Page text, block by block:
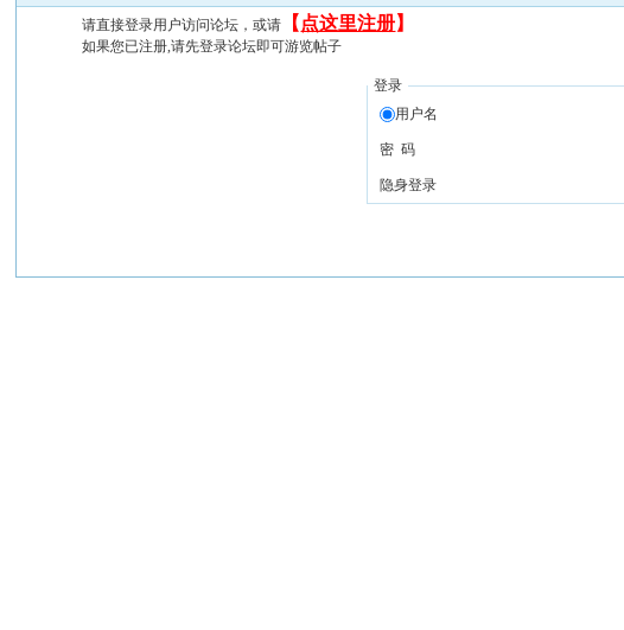
请直接登录用户访问论坛，或请 【 点这里注册】
如果您已注册,请先登录论坛即可游览帖子
登录
用户名
密 码
隐身登录